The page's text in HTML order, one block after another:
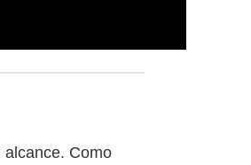
alcance. Como